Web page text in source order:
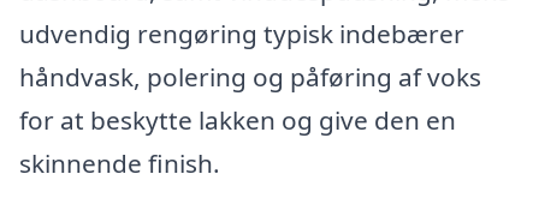
udvendig rengøring typisk indebærer
håndvask, polering og påføring af voks
for at beskytte lakken og give den en
skinnende finish.